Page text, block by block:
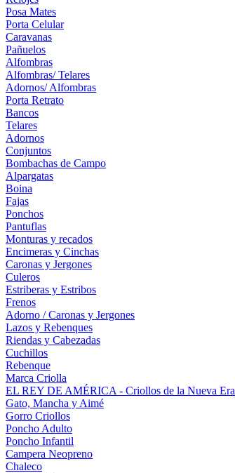
Posa Mates
Porta Celular
Caravanas
Pañuelos
Alfombras
Alfombras/ Telares
Adornos/ Alfombras
Porta Retrato
Bancos
Telares
Adornos
Conjuntos
Bombachas de Campo
Alpargatas
Boina
Fajas
Ponchos
Pantuflas
Monturas y recados
Encimeras y Cinchas
Caronas y Jergones
Culeros
Estriberas y Estribos
Frenos
Adorno / Caronas y Jergones
Lazos y Rebenques
Riendas y Cabezadas
Cuchillos
Rebenque
Marca Criolla
EL REY DE AMÉRICA - Criollos de la Nueva Era
Gato, Mancha y Aimé
Gorro Criollos
Poncho Adulto
Poncho Infantil
Campera Neopreno
Chaleco